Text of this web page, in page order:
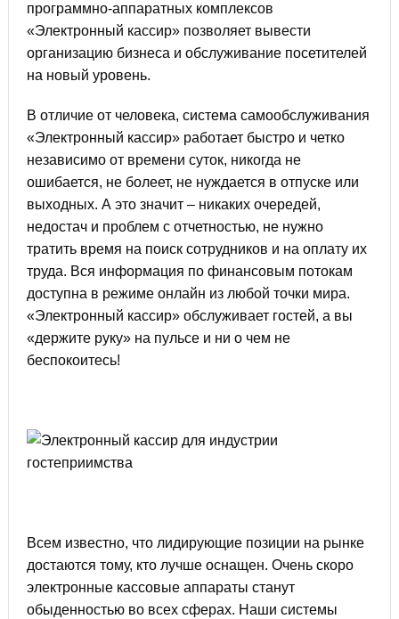
программно-аппаратных комплексов
«Электронный кассир» позволяет вывести
организацию бизнеса и обслуживание посетителей
на новый уровень.
В отличие от человека, система самообслуживания
«Электронный кассир» работает быстро и четко
независимо от времени суток, никогда не
ошибается, не болеет, не нуждается в отпуске или
выходных. А это значит – никаких очередей,
недостач и проблем с отчетностью, не нужно
тратить время на поиск сотрудников и на оплату их
труда. Вся информация по финансовым потокам
доступна в режиме онлайн из любой точки мира.
«Электронный кассир» обслуживает гостей, а вы
«держите руку» на пульсе и ни о чем не
беспокоитесь!
Всем известно, что лидирующие позиции на рынке
достаются тому, кто лучше оснащен. Очень скоро
электронные кассовые аппараты станут
обыденностью во всех сферах. Наши системы